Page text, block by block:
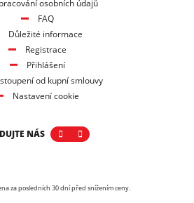
osobních údajů
FAQ
Důležité informace
Registrace
Přihlášení
od kupní smlouvy
Nastavení cookie
NÁS
za posledních 30 dní před snížením ceny.